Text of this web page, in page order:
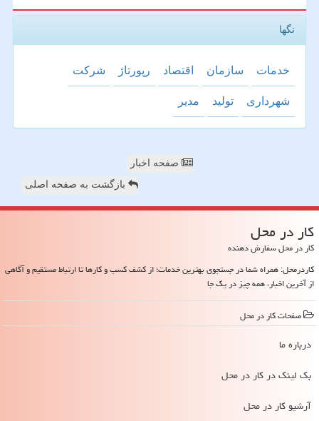
تگها
خدمات سازمان اقتصاد رپورتاژ شركت
شهرداری تولید مدیر
صفحه اخبار
بازگشت به صفحه اصلی
كار در محل
کار در محل سفارش دهنده
کاردرمحل: همراه شما در جستجوی بهترین خدمات؛ از کشف کسب و کارها تا ارتباط مستقیم و آگاهی
از آخرین اخبار، همه چیز در یک جا
صفحات كار در محل
درباره ما
بک لینک در كار در محل
آرشیو كار در محل